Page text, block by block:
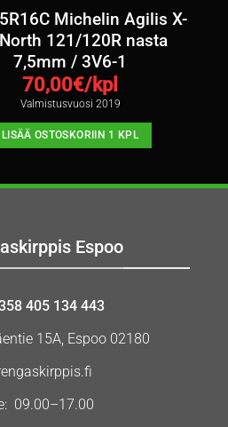
Michelin Agilis X-
North 121/120R nasta
7,5mm / 3V6-1
70,00€/kpl
Valmistusvuosi 2019
LISÄÄ OSTOSKORIIN 1 KPL
Espoo
405 134 443
15A, Espoo 02180
09.00–17.00